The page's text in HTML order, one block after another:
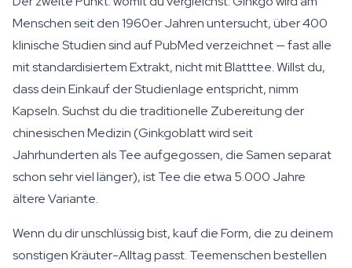
Menschen seit den 1960er Jahren untersucht, über 400
klinische Studien sind auf PubMed verzeichnet — fast alle
mit standardisiertem Extrakt, nicht mit Blatttee. Willst du,
dass dein Einkauf der Studienlage entspricht, nimm
Kapseln. Suchst du die traditionelle Zubereitung der
chinesischen Medizin (Ginkgoblatt wird seit
Jahrhunderten als Tee aufgegossen, die Samen separat
schon sehr viel länger), ist Tee die etwa 5.000 Jahre
ältere Variante.
Wenn du dir unschlüssig bist, kauf die Form, die zu deinem
sonstigen Kräuter-Alltag passt. Teemenschen bestellen